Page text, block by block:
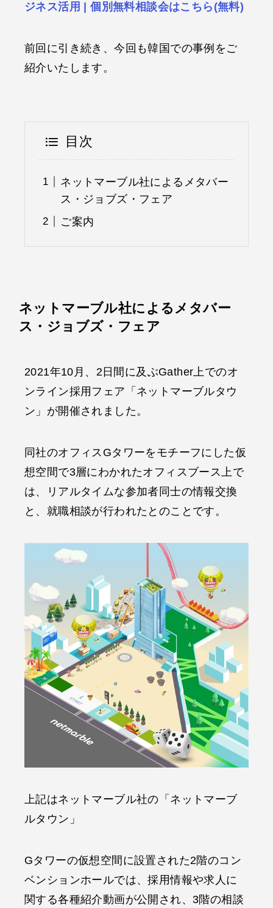
ジネス活用 | 個別無料相談会はこちら(無料)
前回に引き続き、今回も韓国での事例をご
紹介いたします。
目次
ネットマーブル社によるメタバー
ス・ジョブズ・フェア
ご案内
ネットマーブル社によるメタバー
ス・ジョブズ・フェア
2021年10月、2日間に及ぶGather上でのオ
ンライン採用フェア「ネットマーブルタウ
ン」が開催されました。
同社のオフィスGタワーをモチーフにした仮
想空間で3層にわかれたオフィスブース上で
は、リアルタイムな参加者同士の情報交換
と、就職相談が行われたとのことです。
上記はネットマーブル社の「ネットマーブ
ルタウン」
Gタワーの仮想空間に設置された2階のコン
ベンションホールでは、採用情報や求人に
関する各種紹介動画が公開され、3階の相談